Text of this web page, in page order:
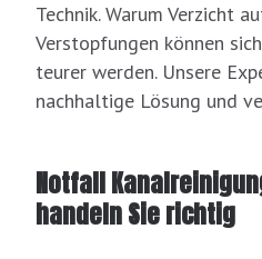
Technik. Warum Verzicht
Verstopfungen können
teurer werden. Unsere
nachhaltige Lösung und
Notfall
handeln Sie richtig